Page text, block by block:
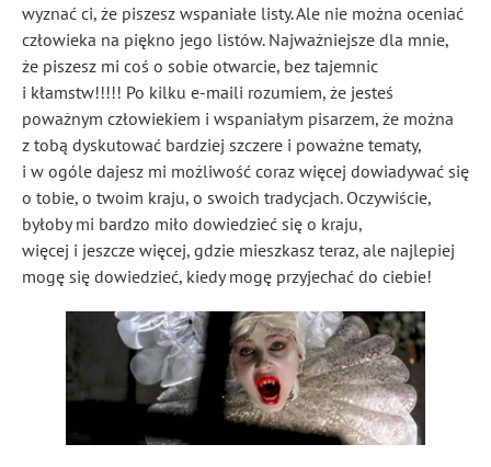
wyznać ci, że piszesz wspaniałe listy. Ale nie można oceniać
człowieka na piękno jego listów. Najważniejsze dla mnie,
że piszesz mi coś o sobie otwarcie, bez tajemnic
i kłamstw!!!!! Po kilku e-maili rozumiem, że jesteś
poważnym człowiekiem i wspaniałym pisarzem, że można
z tobą dyskutować bardziej szczere i poważne tematy,
i w ogóle dajesz mi możliwość coraz więcej dowiadywać się
o tobie, o twoim kraju, o swoich tradycjach. Oczywiście,
byłoby mi bardzo miło dowiedzieć się o kraju,
więcej i jeszcze więcej, gdzie mieszkasz teraz, ale najlepiej
mogę się dowiedzieć, kiedy mogę przyjechać do ciebie!